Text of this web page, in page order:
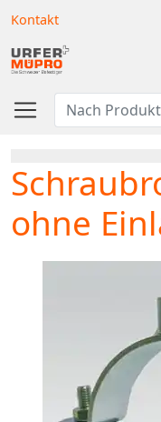
Kontakt
ohne